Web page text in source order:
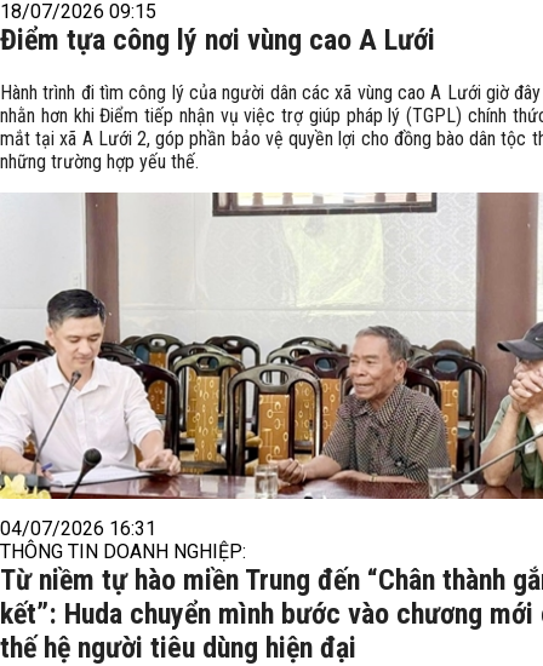
18/07/2026 09:15
Điểm tựa công lý nơi vùng cao A Lưới
Hành trình đi tìm công lý của người dân các xã vùng cao A Lưới giờ
nhằn hơn khi Điểm tiếp nhận vụ việc trợ giúp pháp lý (TGPL) chính
mắt tại xã A Lưới 2, góp phần bảo vệ quyền lợi cho đồng bào dân tộc
những trường hợp yếu thế.
04/07/2026 16:31
THÔNG TIN DOANH NGHIỆP:
Từ niềm tự hào miền Trung đến “Chân thành
kết”: Huda chuyển mình bước vào chương mới
thế hệ người tiêu dùng hiện đại